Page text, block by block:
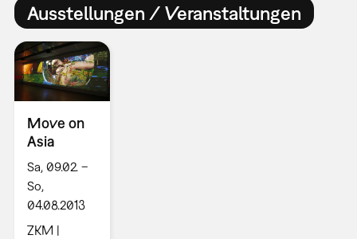
Ausstellungen / Veranstaltungen
Move on
Asia
Sa, 09.02. –
So,
04.08.2013
ZKM |